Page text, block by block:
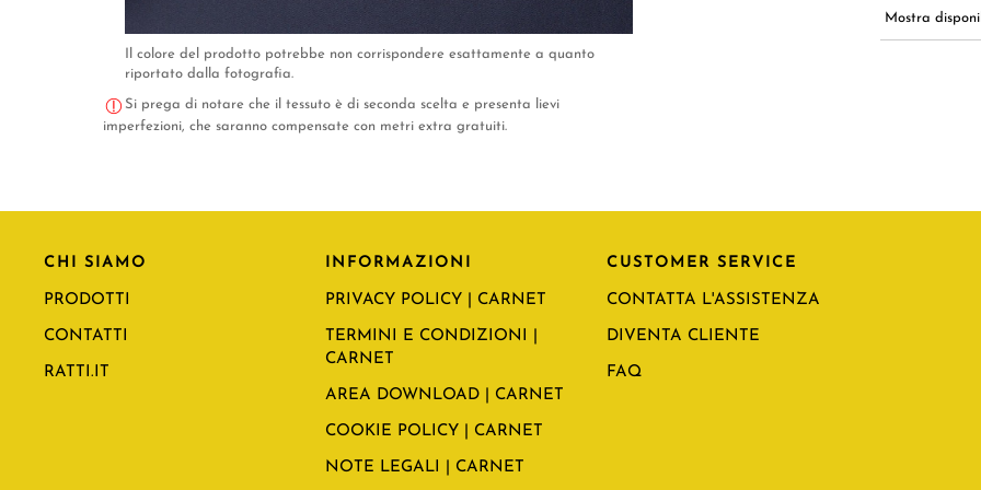
Il colore del prodotto potrebbe non corrispondere esattamente a quanto
riportato dalla fotografia.
Si prega di notare che il tessuto è di seconda scelta e presenta lievi
imperfezioni, che saranno compensate con metri extra gratuiti.
Mostra
CHI SIAMO
PRODOTTI
CONTATTI
RATTI.IT
INFORMAZIONI
PRIVACY POLICY | CARNET
TERMINI E CONDIZIONI |
CARNET
AREA DOWNLOAD | CARNET
COOKIE POLICY | CARNET
NOTE LEGALI | CARNET
CUSTOMER SERVICE
CONTATTA L'ASSISTENZA
DIVENTA CLIENTE
FAQ